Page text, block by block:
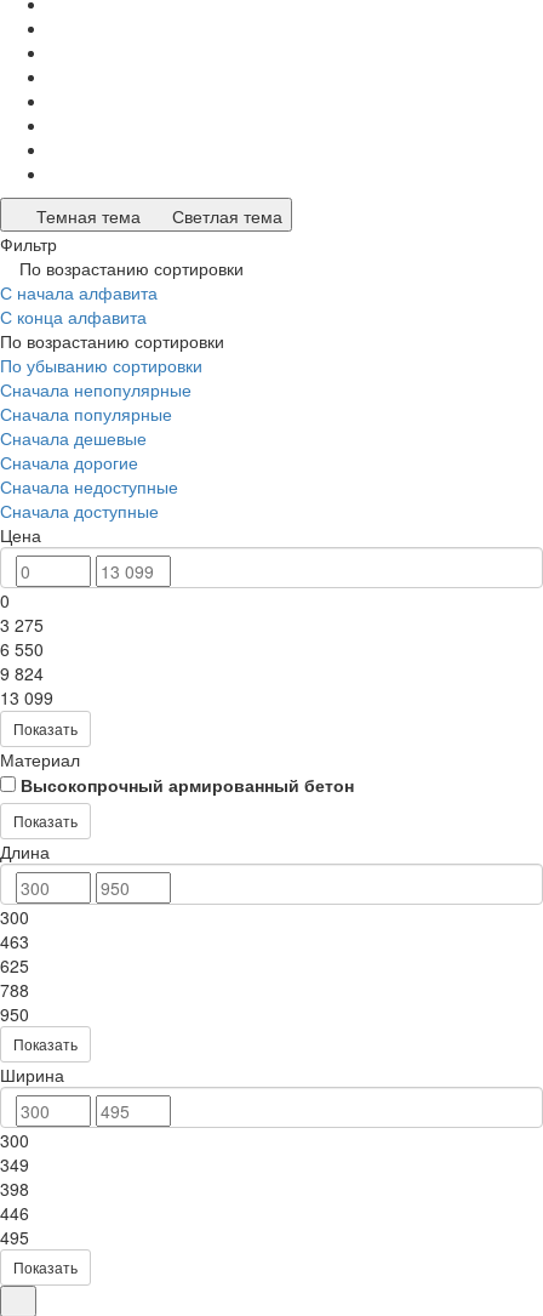
Темная тема
Светлая тема
Фильтр
По возрастанию сортировки
С начала алфавита
С конца алфавита
По возрастанию сортировки
По убыванию сортировки
Сначала непопулярные
Сначала популярные
Сначала дешевые
Сначала дорогие
Сначала недоступные
Сначала доступные
Цена
0
3 275
6 550
9 824
13 099
Показать
Материал
Высокопрочный армированный бетон
Показать
Длина
300
463
625
788
950
Показать
Ширина
300
349
398
446
495
Показать